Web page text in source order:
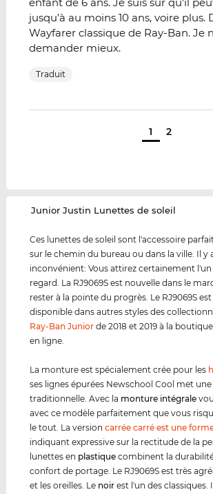
jusqu'à au moins 10 ans, voire plus.
Wayfarer classique de Ray-Ban. Je
demander mieux.
Traduit
1 2
‌Junior Justin Lunettes de soleil
Ces lunettes de soleil sont l'accessoire
sur le chemin du bureau ou dans la ville. Il y
inconvénient: Vous attirez certainement
regard. La RJ9069S est nouvelle dans le
rester à la pointe du progrès. Le RJ9069S est
disponible dans autres styles des
Ray-Ban Junior de 2018 et 2019 à la
en ligne.
La monture est spécialement crée pour les
ses lignes épurées Newschool Cool met
traditionnelle. Avec la monture intégrale
avec ce modèle parfaitement que vous
le tout. La versioncarrée carré est une
indiquant expressive sur la rectitude de la
lunettes en plastique combinent la
confort de portage. Le RJ9069S est très
et les oreilles. Le noir est l'un des classiques.